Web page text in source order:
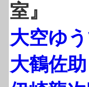
室』
大空ゆ
大鶴佐助